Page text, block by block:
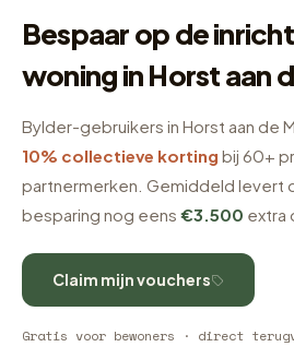
Bespaar op de
woning in Horst aan
Bylder-gebruikers in Horst aan de
10% collectieve korting bij 60+
partnermerken. Gemiddeld levert
besparing nog eens €3.500 extra
Claim mijn vouchers
Gratis voor bewoners · direct